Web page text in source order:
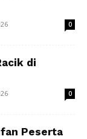
0
di
0
Peserta